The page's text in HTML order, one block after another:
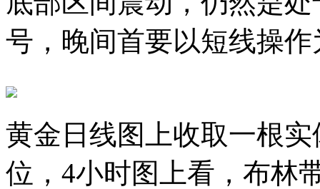
号，晚间首要以短线操作
黄金日线图上收取一根
位，4小时图上看，布林